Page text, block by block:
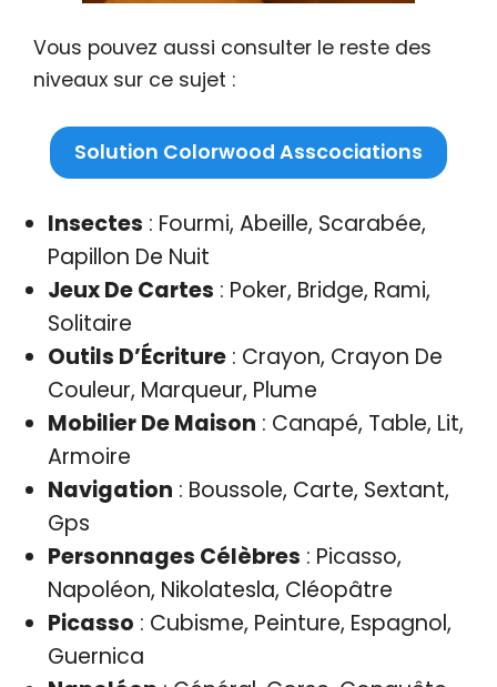
Vous pouvez aussi consulter le reste des
niveaux sur ce sujet :
Solution Colorwood Asscociations
Insectes : Fourmi, Abeille, Scarabée,
Papillon De Nuit
Jeux De Cartes : Poker, Bridge, Rami,
Solitaire
Outils D’Écriture: Crayon, Crayon De
Couleur, Marqueur, Plume
Mobilier De Maison : Canapé, Table, Lit,
Armoire
Navigation : Boussole, Carte, Sextant,
Gps
Personnages Célèbres : Picasso,
Napoléon, Nikolatesla, Cléopâtre
Picasso : Cubisme, Peinture, Espagnol,
Guernica